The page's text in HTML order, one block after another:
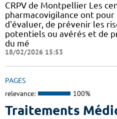
CRPV de Montpellier Les
pharmacovigilance ont
d'évaluer, de prévenir les
potentiels ou avérés et de
du mé
18/02/2026 15:53
PAGES
relevance: 100%
Traitements